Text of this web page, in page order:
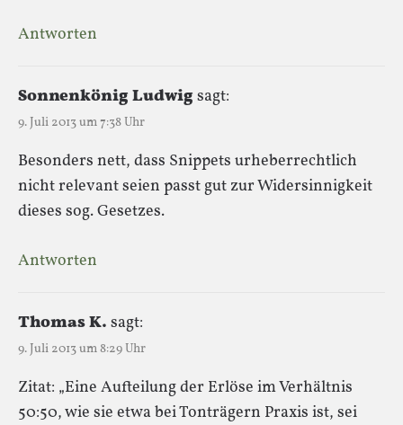
Antworten
Sonnenkönig Ludwigsagt:
9. Juli 2013 um 7:38 Uhr
Besonders nett, dass Snippets urheberrechtlich
nicht relevant seien passt gut zur Widersinnigkeit
dieses sog. Gesetzes.
Antworten
Thomas K. sagt:
9. Juli 2013 um 8:29 Uhr
Zitat: „Eine Aufteilung der Erlöse im Verhältnis
50:50, wie sie etwa bei Tonträgern Praxis ist, sei